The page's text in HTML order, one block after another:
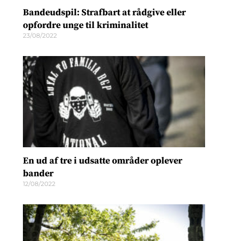
Bandeudspil: Strafbart at rådgive eller
opfordre unge til kriminalitet
23/08/2022
En ud af tre i udsatte områder oplever
bander
12/08/2022